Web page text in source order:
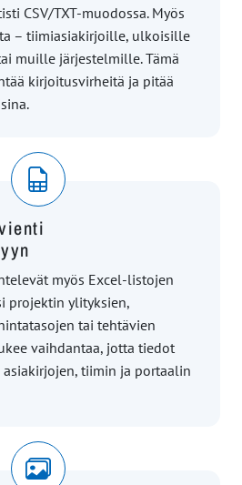
CSV/TXT-muodossa. Myös
– tiimiasiakirjoille, ulkoisille
muille järjestelmille. Tämä
kirjoitusvirheitä ja pitää
myös Excel-listojen
projektin ylityksien,
tai tehtävien
vaihdantaa, jotta tiedot
tiimin ja portaalin